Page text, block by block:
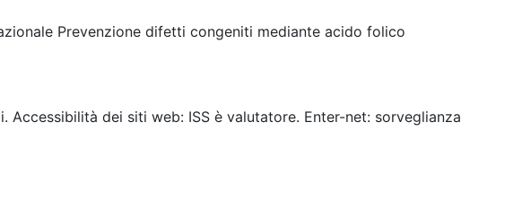
Prevenzione difetti congeniti mediante acido folico
dei siti web: ISS è valutatore. Enter-net: sorveglianza